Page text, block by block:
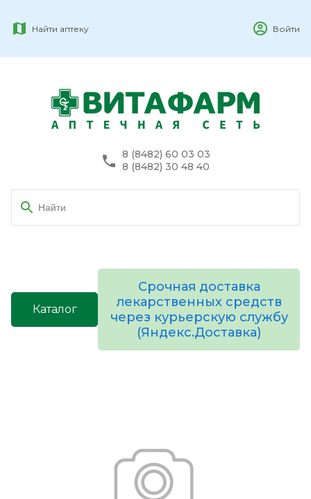
Найти аптеку Войти
8 (8482) 60 03 03
8 (8482) 30 48 40
Каталог
Срочная доставка
лекарственных средств
через курьерскую службу
(Яндекс.Доставка)